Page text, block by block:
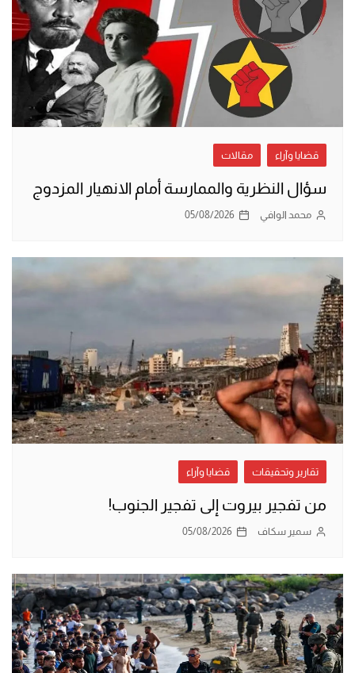
قضايا وآراء مقالات
سؤال النظرية والممارسة أمام الانهيار المزدوج
محمد الوافي 05/08/2026
تقارير وتحقيقات قضايا وآراء
من تفجير بيروت إلى تفجير الجنوب!
سمير سكاف 05/08/2026